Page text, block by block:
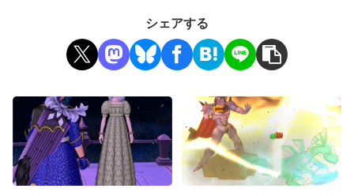
シェアする